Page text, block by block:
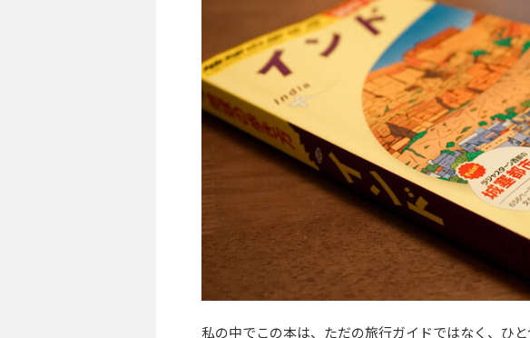
私の中でこの本は、ただの旅行ガイドではなく、ひ